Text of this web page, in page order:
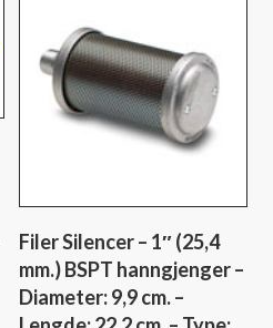
Filer Silencer – 1″ (25,4
mm.) BSPT hanngjenger –
Diameter: 9,9 cm. –